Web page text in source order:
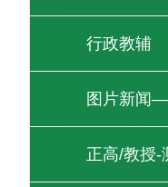
行政教辅
图片新闻
正高/教授-